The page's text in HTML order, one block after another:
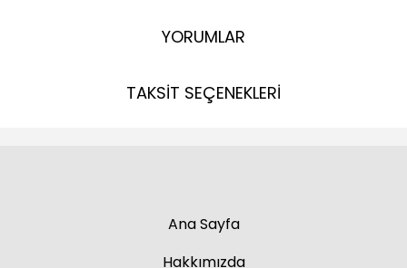
YORUMLAR
TAKSİT SEÇENEKLERİ
Ana Sayfa
Hakkımızda